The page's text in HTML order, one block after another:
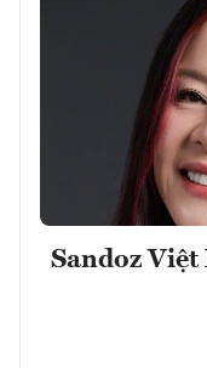
Sandoz